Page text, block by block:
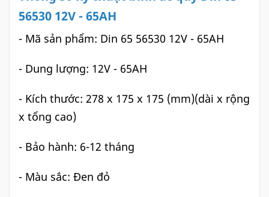
56530 12V - 65AH
- Mã sản phẩm: Din 65 56530 12V - 65AH
- Dung lượng: 12V - 65AH
- Kích thước: 278 x 175 x 175 (mm)(dài x rộng
x tổng cao)
- Bảo hành: 6-12 tháng
- Màu sắc: Đen đỏ